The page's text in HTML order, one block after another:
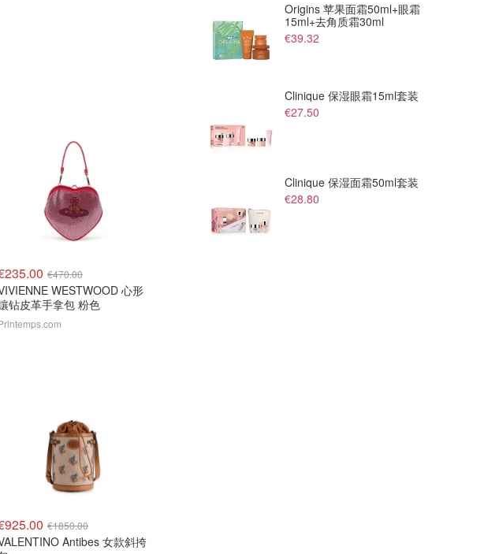
€470.00
WESTWOOD 心形
钻皮革手拿包 粉色
€1850.00
Antibes 女款斜挎
Origins 苹果面霜50ml+眼霜
15ml+去角质霜30ml
€39.32
Clinique 保湿眼霜15ml套装
€27.50
Clinique 保湿面霜50ml套装
€28.80